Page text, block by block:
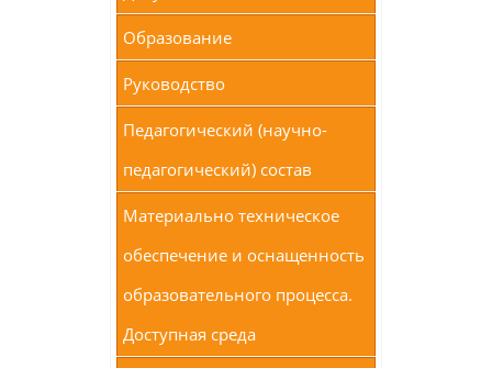
Образование
Руководство
Педагогический (научно-
педагогический) состав
Материально техническое
обеспечение и оснащенность
образовательного процесса.
Доступная среда